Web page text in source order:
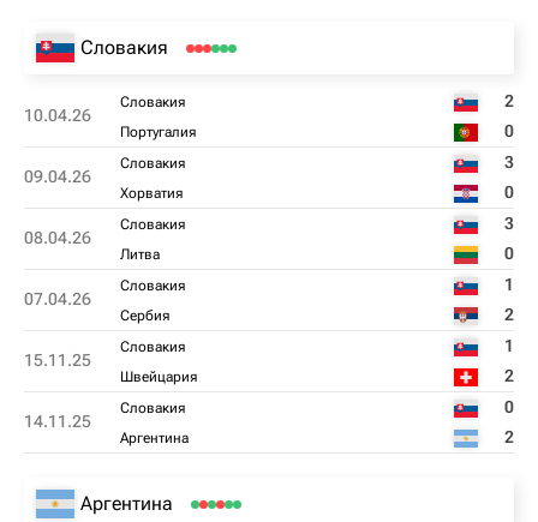
Словакия
10.04.26
Словакия 2
Португалия 0
09.04.26
Словакия 3
Хорватия 0
08.04.26
Словакия 3
Литва 0
07.04.26
Словакия 1
Сербия 2
15.11.25
Словакия 1
Швейцария 2
14.11.25
Словакия 0
Аргентина 2
Аргентина